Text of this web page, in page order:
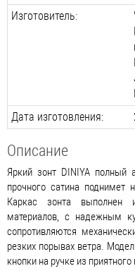
Изготовитель:
Дата изготовления:
Описание
Яркий зонт DINIYA
прочного сатина поднимет
Каркас зонта выполнен
материалов, с надежным
сопротивляются
резких порывах ветра.
кнопки на ручке из